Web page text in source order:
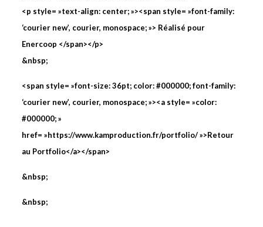
<p style= »text-align: center; »><span style= »font-family:
‘courier new’, courier, monospace; »> Réalisé pour
Enercoop </span></p>
&nbsp;
<span style= »font-size: 36pt; color: #000000; font-family:
‘courier new’, courier, monospace; »><a style= »color:
#000000; »
href= »https://www.kamproduction.fr/portfolio/ »>Retour
au Portfolio</a></span>
&nbsp;
&nbsp;